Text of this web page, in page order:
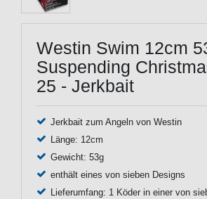
Westin Swim 12cm
Suspending
25 - Jerkbait
Jerkbait zum Angeln von Westin
Länge: 12cm
Gewicht: 53g
enthält eines von sieben Designs
Lieferumfang: 1 Köder in einer von